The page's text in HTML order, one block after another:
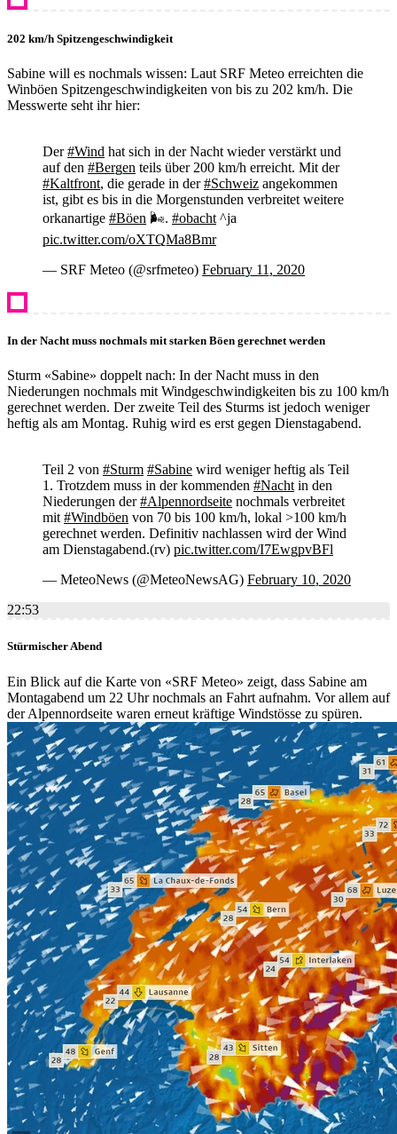
202 km/h Spitzengeschwindigkeit
Sabine will es nochmals wissen: Laut SRF Meteo erreichten die
Winböen Spitzengeschwindigkeiten von bis zu 202 km/h. Die
Messwerte seht ihr hier:
Der#Wind hat sich in der Nacht wieder verstärkt und
auf den #Bergen teils über 200 km/h erreicht. Mit der
#Kaltfront, die gerade in der#Schweiz angekommen
ist, gibt es bis in die Morgenstunden verbreitet weitere
orkanartige #Böen 🌬️. #obacht ^ja
pic.twitter.com/oXTQMa8Bmr
— SRF Meteo (@srfmeteo) February 11, 2020
In der Nacht muss nochmals mit starken Böen gerechnet werden
Sturm «Sabine» doppelt nach: In der Nacht muss in den
Niederungen nochmals mit Windgeschwindigkeiten bis zu 100 km/h
gerechnet werden. Der zweite Teil des Sturms ist jedoch weniger
heftig als am Montag. Ruhig wird es erst gegen Dienstagabend.
Teil 2 von #Sturm #Sabine wird weniger heftig als Teil
1. Trotzdem muss in der kommenden #Nacht in den
Niederungen der#Alpennordseite nochmals verbreitet
mit #Windböen von 70 bis 100 km/h, lokal >100 km/h
gerechnet werden. Definitiv nachlassen wird der Wind
am Dienstagabend.(rv) pic.twitter.com/I7EwgpvBFl
— MeteoNews (@MeteoNewsAG) February 10, 2020
22:53
Stürmischer Abend
Ein Blick auf die Karte von «SRF Meteo» zeigt, dass Sabine am
Montagabend um 22 Uhr nochmals an Fahrt aufnahm. Vor allem auf
der Alpennordseite waren erneut kräftige Windstösse zu spüren.